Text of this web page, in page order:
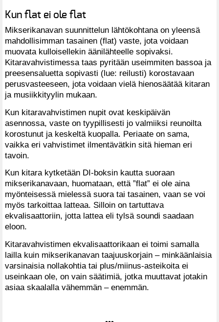
Kun flat ei ole flat
Mikserikanavan suunnittelun lähtökohtana on yleensä
mahdollisimman tasainen (flat) vaste, jota voidaan
muovata kulloisellekin äänilähteelle sopivaksi.
Kitaravahvistimessa taas pyritään useimmiten bassoa ja
preesensaluetta sopivasti (lue: reilusti) korostavaan
perusvasteeseen, jota voidaan vielä hienosäätää kitaran
ja musiikkityylin mukaan.
Kun kitaravahvistimen nupit ovat keskipäivän
asennossa, vaste on tyypillisesti jo valmiiksi reunoilta
korostunut ja keskeltä kuopalla. Periaate on sama,
vaikka eri vahvistimet ilmentävätkin sitä hieman eri
tavoin.
Kun kitara kytketään DI-boksin kautta suoraan
mikserikanavaan, huomataan, että ”flat” ei ole aina
myönteisessä mielessä suora tai tasainen, vaan se voi
myös tarkoittaa latteaa. Silloin on tartuttava
ekvalisaattoriin, jotta lattea eli tylsä soundi saadaan
eloon.
Kitaravahvistimen ekvalisaattorikaan ei toimi samalla
lailla kuin mikserikanavan taajuuskorjain – minkäänlaisia
varsinaisia nollakohtia tai plus/miinus-asteikoita ei
useinkaan ole, on vain säätimiä, jotka muuttavat jotakin
asiaa skaalalla vähemmän – enemmän.